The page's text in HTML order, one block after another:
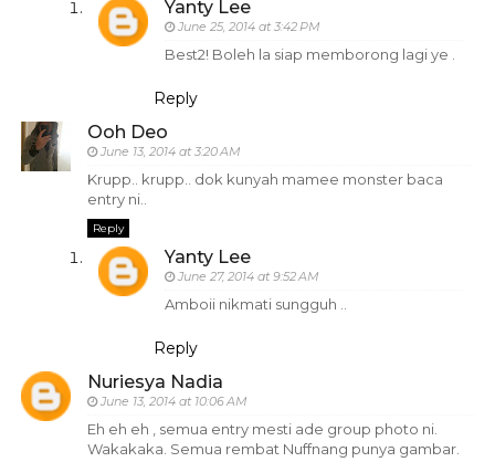
Yanty Lee
June 25, 2014 at 3:42 PM
Best2! Boleh la siap memborong lagi ye .
Reply
Ooh Deo
June 13, 2014 at 3:20 AM
Krupp.. krupp.. dok kunyah mamee monster baca
entry ni..
Reply
Yanty Lee
June 27, 2014 at 9:52 AM
Amboii nikmati sungguh ..
Reply
Nuriesya Nadia
June 13, 2014 at 10:06 AM
Eh eh eh , semua entry mesti ade group photo ni.
Wakakaka. Semua rembat Nuffnang punya gambar.